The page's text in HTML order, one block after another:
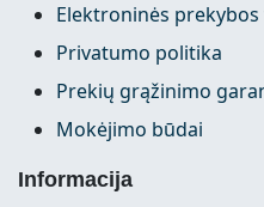
Elektroninės prekybos
Privatumo politika
Prekių grąžinimo
Mokėjimo būdai
Informacija